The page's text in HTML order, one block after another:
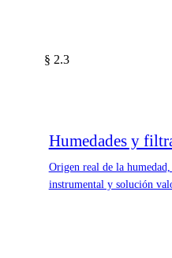
§ 2.3
Humedades y
Origen real de la
instrumental y solución